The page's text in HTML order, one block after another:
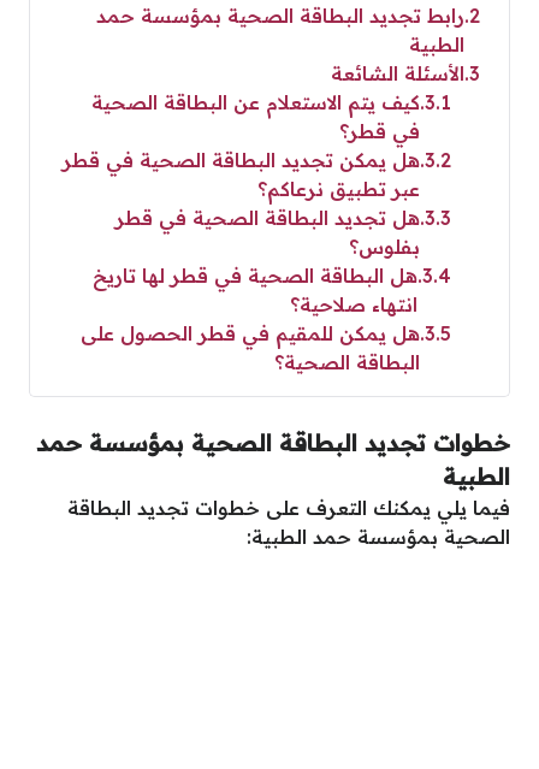
2 رابط تجديد البطاقة الصحية بمؤسسة حمد
الطبية
3 الأسئلة الشائعة
3.1 كيف يتم الاستعلام عن البطاقة الصحية
في قطر؟
3.2 هل يمكن تجديد البطاقة الصحية في قطر
عبر تطبيق نرعاكم؟
3.3 هل تجديد البطاقة الصحية في قطر
بفلوس؟
3.4 هل البطاقة الصحية في قطر لها تاريخ
انتهاء صلاحية؟
3.5 هل يمكن للمقيم في قطر الحصول على
البطاقة الصحية؟
خطوات تجديد البطاقة الصحية بمؤسسة حمد
الطبية
فيما يلي يمكنك التعرف على خطوات تجديد البطاقة
الصحية بمؤسسة حمد الطبية: